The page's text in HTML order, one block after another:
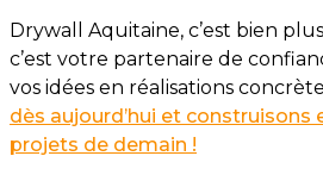
Drywall Aquitaine, c’est bien
c’est votre partenaire de
vos idées en réalisations
dès aujourd’hui et construisons
projets de demain !